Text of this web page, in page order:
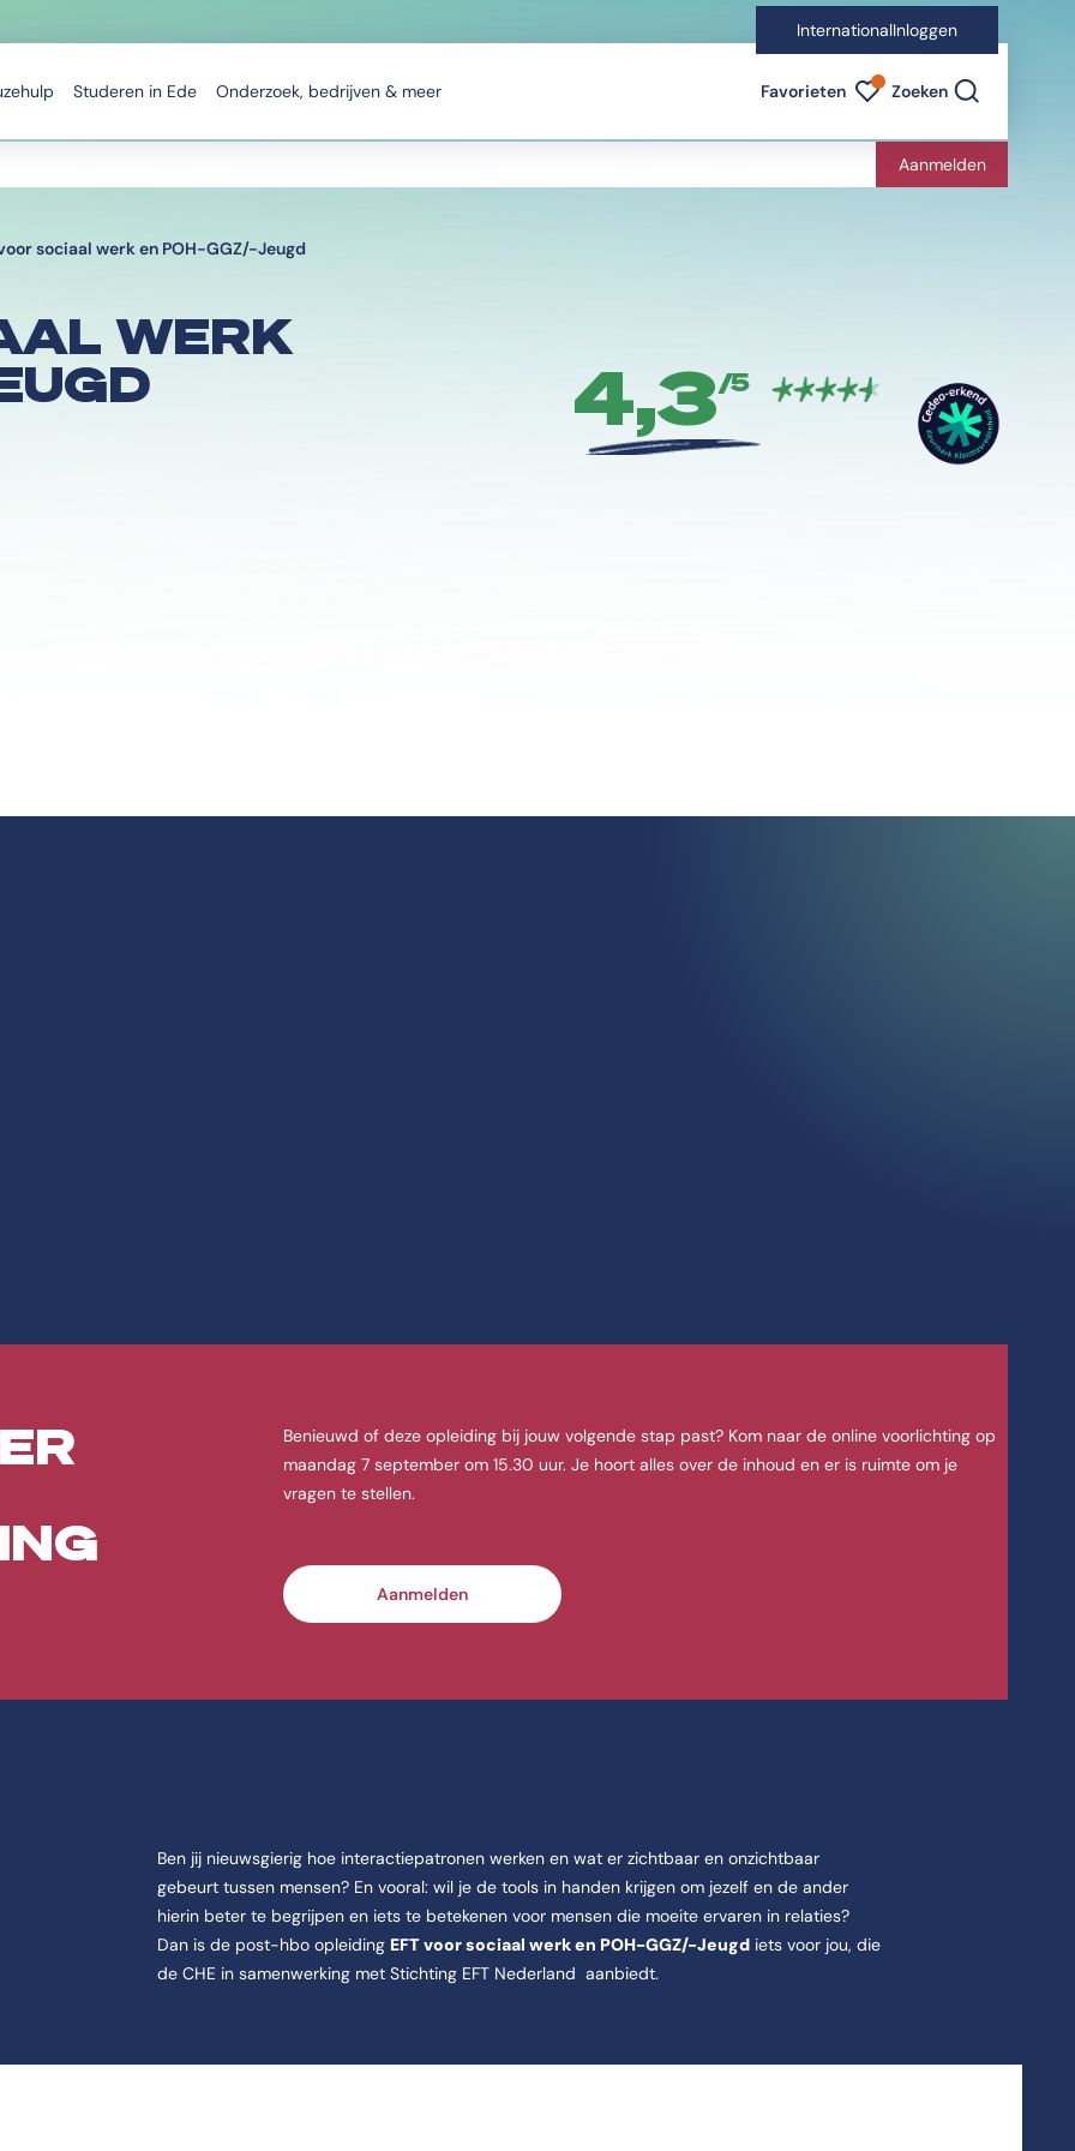
InternationalInloggen
Studeren in Ede Onderzoek, bedrijven & meer Favorieten Favorieten indicator
Zoeken
Aanmelden
sociaal werk en POH-GGZ/-Jeugd
WERK
4,3/5
aan de CHE | Studeren doe je in Ede.
Post-hbo.
2025.
op de locatie CHE, Oude Kerkweg 100 in Ede.
Benieuwd of deze opleiding bij jouw volgende stap past? Kom naar de online voorlichting op
maandag 7 september om 15.30 uur. Je hoort alles over de inhoud en er is ruimte om je
vragen te stellen.
Aanmelden
Ben jij nieuwsgierig hoe interactiepatronen werken en wat er zichtbaar en onzichtbaar
gebeurt tussen mensen? En vooral: wil je de tools in handen krijgen om jezelf en de ander
hierin beter te begrijpen en iets te betekenen voor mensen die moeite ervaren in relaties?
Dan is de post-hbo opleiding EFT voor sociaal werk en POH-GGZ/-Jeugd iets voor jou, die
de CHE in samenwerking met Stichting EFT Nederland aanbiedt.